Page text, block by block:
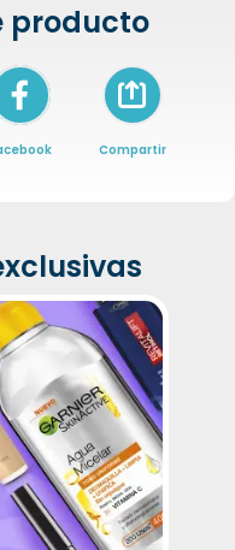
producto
Icon of arrow-
Compartir